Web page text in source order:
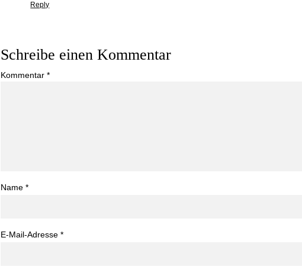
Reply
Schreibe einen Kommentar
Kommentar*
Name*
E-Mail-Adresse*